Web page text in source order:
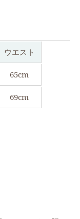
ウエスト
65cm
69cm